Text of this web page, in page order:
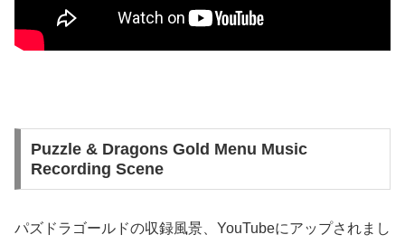
Puzzle & Dragons Gold Menu Music
Recording Scene
パズドラゴールドの収録風景、YouTubeにアップされまし